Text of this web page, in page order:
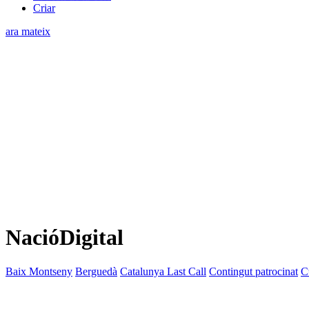
Criar
ara mateix
NacióDigital
Baix Montseny Berguedà Catalunya Last Call Contingut patrocinat